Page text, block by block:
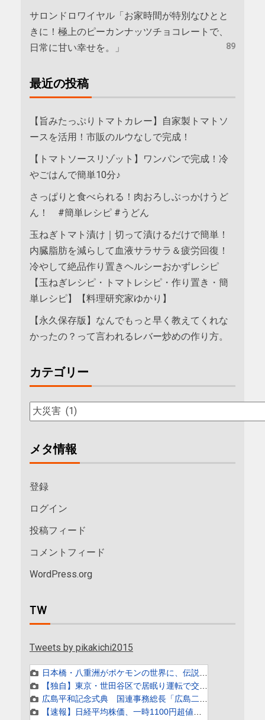
サロンドロワイヤル「お家時間が特別なひとと
きに！極上のピーカンナッツチョコレートで、
日常に甘い幸せを。」
89
最近の投稿
【旨みたっぷりトマトカレー】自家製トマトソ
ースを活用！市販のルウなしで完成！
【トマトソースリゾット】ワンパンで完成！冷
やごはんで簡単10分♪
さっぱりと食べられる！肉おろしぶっかけうど
ん！ #簡単レシピ #うどん
玉ねぎトマト漬け｜切って漬けるだけで簡単！
内臓脂肪を減らして血液サラサラ＆疲労回復！
冷やして絶品作り置きヘルシーおかずレシピ
【玉ねぎレシピ・トマトレシピ・作り置き・簡
単レシピ】【料理研究家ゆかり】
【永久保存版】なんでもっと早く教えてくれな
かったの？って言われるレバー炒めの作り方。
カテゴリー
メタ情報
登録
ログイン
投稿フィード
コメントフィード
WordPress.org
TW
Tweets by pikakichi2015